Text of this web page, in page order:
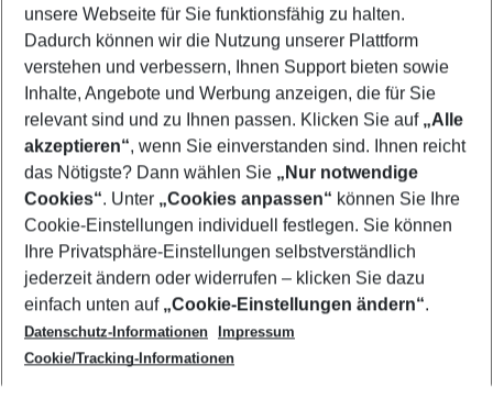
Mehr Filter anzeigen
Footer
Footer navigation
Über uns
AGB
Cookie-Einstellungen ändern
Cookie-Richtlinie
Datenschutz
Service & Hilfe
Barrierefreies Reisen
Check-in
Folgen Sie uns
unsere Webseite für Sie funktionsfähig zu halten.
Dadurch können wir die Nutzung unserer Plattform
verstehen und verbessern, Ihnen Support bieten sowie
Inhalte, Angebote und Werbung anzeigen, die für Sie
relevant sind und zu Ihnen passen. Klicken Sie auf „Alle
akzeptieren“, wenn Sie einverstanden sind. Ihnen reicht
das Nötigste? Dann wählen Sie „Nur notwendige
Cookies“. Unter „Cookies anpassen“ können Sie Ihre
Cookie-Einstellungen individuell festlegen. Sie können
Ihre Privatsphäre-Einstellungen selbstverständlich
jederzeit ändern oder widerrufen – klicken Sie dazu
einfach unten auf „Cookie-Einstellungen ändern“.
Datenschutz-Informationen
Impressum
Cookie/Tracking-Informationen